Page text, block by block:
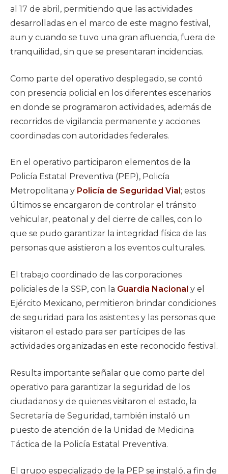
al 17 de abril, permitiendo que las actividades
desarrolladas en el marco de este magno festival,
aun y cuando se tuvo una gran afluencia, fuera de
tranquilidad, sin que se presentaran incidencias.
Como parte del operativo desplegado, se contó
con presencia policial en los diferentes escenarios
en donde se programaron actividades, además de
recorridos de vigilancia permanente y acciones
coordinadas con autoridades federales.
En el operativo participaron elementos de la
Policía Estatal Preventiva (PEP), Policía
Metropolitana y Policía de Seguridad Vial ; estos
últimos se encargaron de controlar el tránsito
vehicular, peatonal y del cierre de calles, con lo
que se pudo garantizar la integridad física de las
personas que asistieron a los eventos culturales.
El trabajo coordinado de las corporaciones
policiales de la SSP, con la Guardia Nacional y el
Ejército Mexicano, permitieron brindar condiciones
de seguridad para los asistentes y las personas que
visitaron el estado para ser partícipes de las
actividades organizadas en este reconocido festival.
Resulta importante señalar que como parte del
operativo para garantizar la seguridad de los
ciudadanos y de quienes visitaron el estado, la
Secretaría de Seguridad, también instaló un
puesto de atención de la Unidad de Medicina
Táctica de la Policía Estatal Preventiva.
El grupo especializado de la PEP se instaló, a fin de